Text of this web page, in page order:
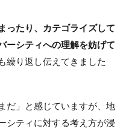
ったり、カテゴライズして
ーシティへの理解を妨げて
繰り返し伝えてきました
だ」と感じていますが、地
シティに対する考え方が浸